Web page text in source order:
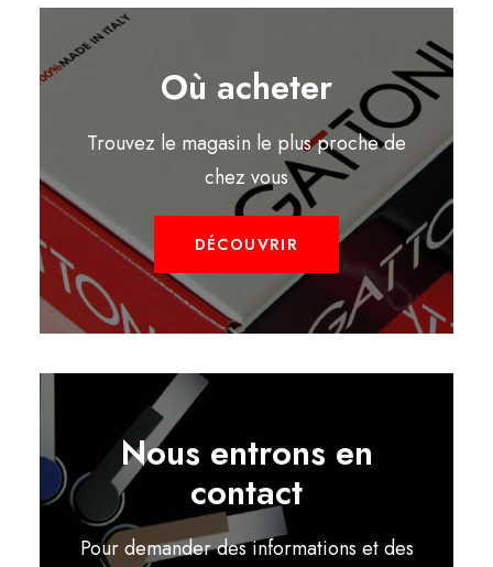
Où acheter
Trouvez le magasin le plus proche de
chez vous
DÉCOUVRIR
Nous entrons en
contact
Pour demander des informations et des